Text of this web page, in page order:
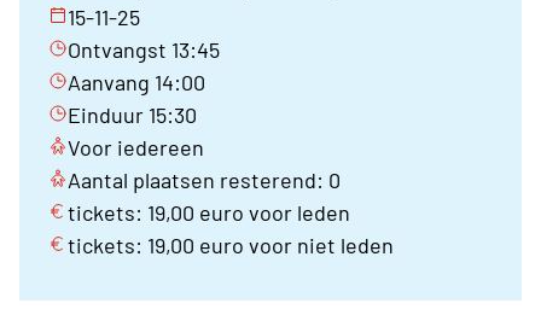
15-11-25
Ontvangst 13:45
Aanvang 14:00
Einduur 15:30
Voor iedereen
Aantal plaatsen resterend: 0
tickets: 19,00 euro voor leden
tickets: 19,00 euro voor niet leden